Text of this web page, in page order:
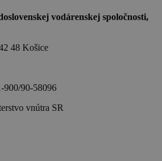
vodárenskej spoločnosti,
48 Košice
900/90-58096
vnútra SR